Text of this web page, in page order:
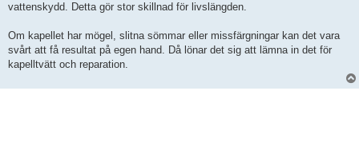
vattenskydd. Detta gör stor skillnad för livslängden.
Om kapellet har mögel, slitna sömmar eller missfärgningar kan det vara
svårt att få resultat på egen hand. Då lönar det sig att lämna in det för
kapelltvätt och reparation.